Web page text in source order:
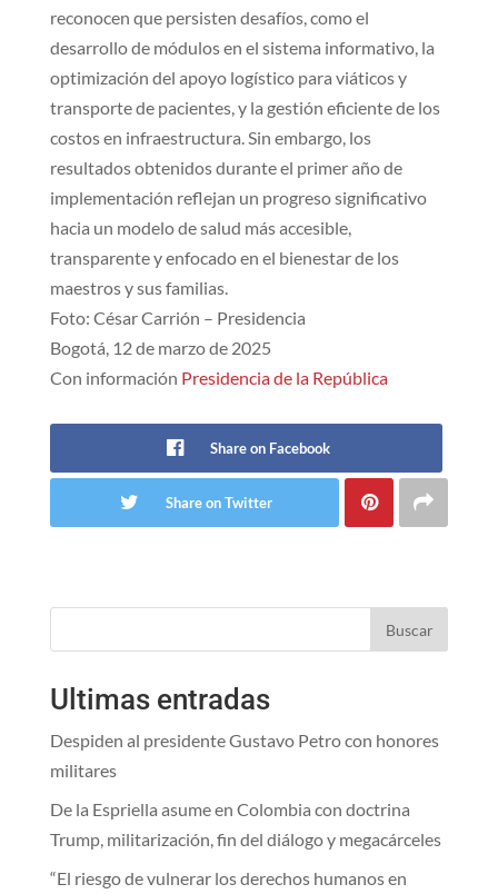
reconocen que persisten desafíos, como el
desarrollo de módulos en el sistema informativo, la
optimización del apoyo logístico para viáticos y
transporte de pacientes, y la gestión eficiente de los
costos en infraestructura. Sin embargo, los
resultados obtenidos durante el primer año de
implementación reflejan un progreso significativo
hacia un modelo de salud más accesible,
transparente y enfocado en el bienestar de los
maestros y sus familias.
Foto: César Carrión – Presidencia
Bogotá, 12 de marzo de 2025
Con información Presidencia de la República
Share on Facebook
Share on Twitter
Buscar
Ultimas entradas
Despiden al presidente Gustavo Petro con honores
militares
De la Espriella asume en Colombia con doctrina
Trump, militarización, fin del diálogo y megacárceles
“El riesgo de vulnerar los derechos humanos en